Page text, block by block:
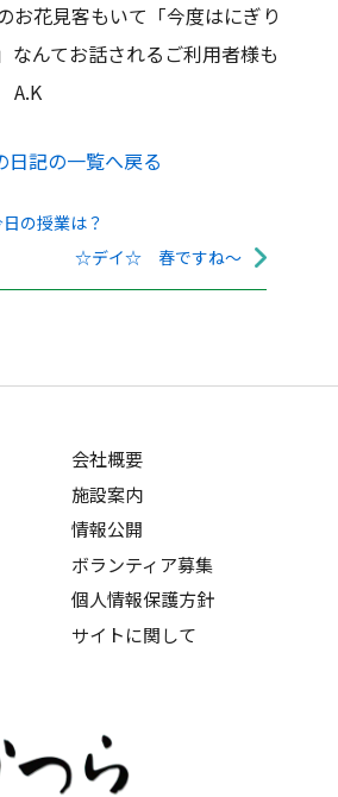
お花見客もいて「今度はにぎり
なんてお話されるご利用者様も
A.K
日記の一覧へ戻る
の授業は？
☆デイ☆ 春ですね～
会社概要
施設案内
情報公開
ボランティア募集
個人情報保護方針
サイトに関して